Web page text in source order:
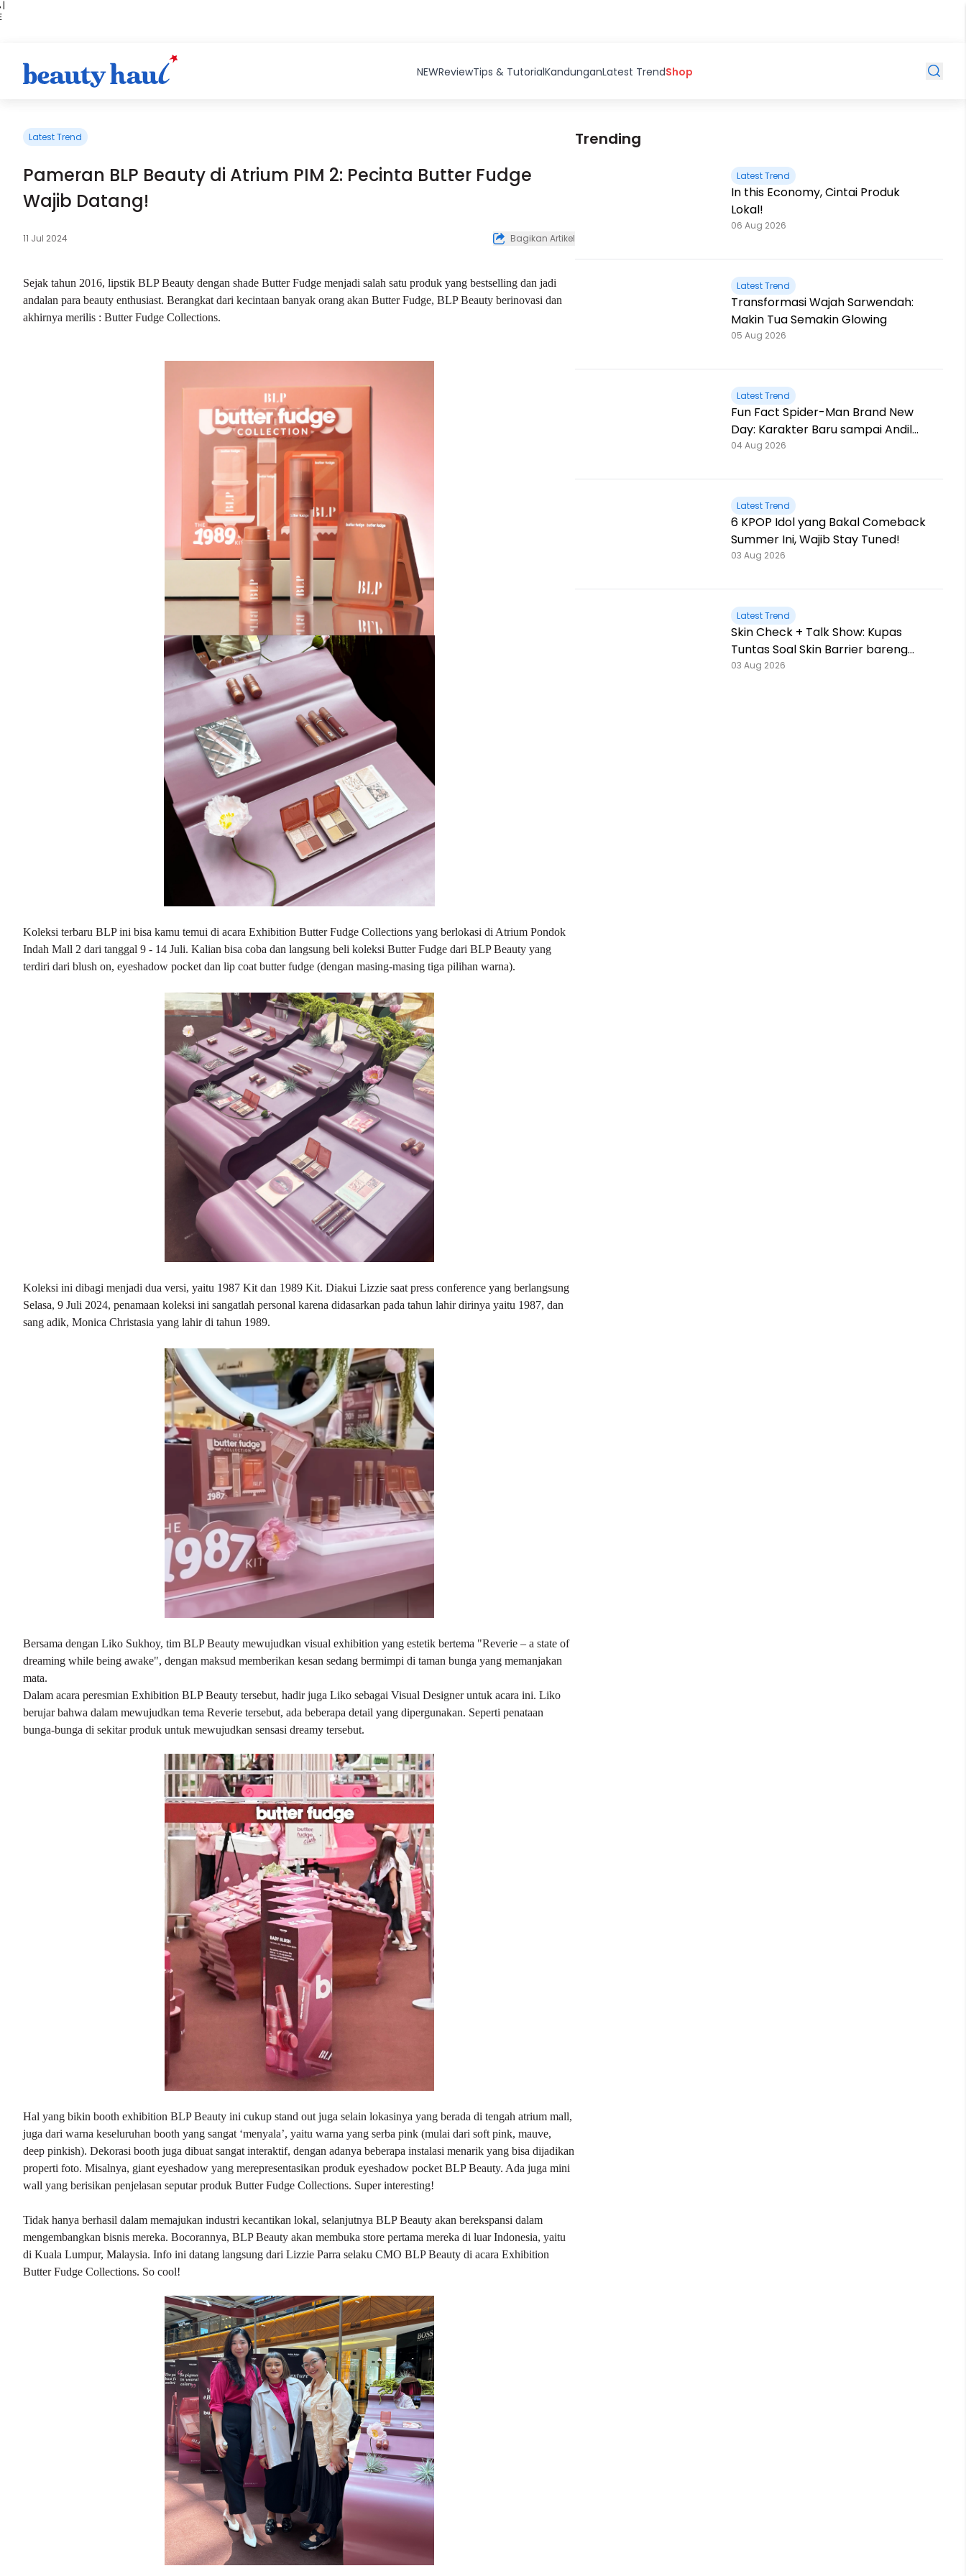
|
NEWReviewTips & TutorialKandunganLatest TrendShop
Latest Trend
Pameran BLP Beauty di Atrium PIM 2: Pecinta Butter Fudge
Wajib Datang!
11 Jul 2024 Bagikan Artikel
Sejak tahun 2016, lipstik BLP Beauty dengan shade Butter Fudge menjadi salah satu produk yang bestselling dan jadi
andalan para beauty enthusiast. Berangkat dari kecintaan banyak orang akan Butter Fudge, BLP Beauty berinovasi dan
akhirnya merilis : Butter Fudge Collections.
Koleksi terbaru BLP ini bisa kamu temui di acara Exhibition Butter Fudge Collections yang berlokasi di Atrium Pondok
Indah Mall 2 dari tanggal 9 - 14 Juli. Kalian bisa coba dan langsung beli koleksi Butter Fudge dari BLP Beauty yang
terdiri dari blush on, eyeshadow pocket dan lip coat butter fudge (dengan masing-masing tiga pilihan warna).
Koleksi ini dibagi menjadi dua versi, yaitu 1987 Kit dan 1989 Kit. Diakui Lizzie saat press conference yang berlangsung
Selasa, 9 Juli 2024, penamaan koleksi ini sangatlah personal karena didasarkan pada tahun lahir dirinya yaitu 1987, dan
sang adik, Monica Christasia yang lahir di tahun 1989.
Bersama dengan Liko Sukhoy, tim BLP Beauty mewujudkan visual exhibition yang estetik bertema "Reverie – a state of
dreaming while being awake", dengan maksud memberikan kesan sedang bermimpi di taman bunga yang memanjakan
mata.
Dalam acara peresmian Exhibition BLP Beauty tersebut, hadir juga Liko sebagai Visual Designer untuk acara ini. Liko
berujar bahwa dalam mewujudkan tema Reverie tersebut, ada beberapa detail yang dipergunakan. Seperti penataan
bunga-bunga di sekitar produk untuk mewujudkan sensasi dreamy tersebut.
Hal yang bikin booth exhibition BLP Beauty ini cukup stand out juga selain lokasinya yang berada di tengah atrium mall,
juga dari warna keseluruhan booth yang sangat ‘menyala’, yaitu warna yang serba pink (mulai dari soft pink, mauve,
deep pinkish). Dekorasi booth juga dibuat sangat interaktif, dengan adanya beberapa instalasi menarik yang bisa dijadikan
properti foto. Misalnya, giant eyeshadow yang merepresentasikan produk eyeshadow pocket BLP Beauty. Ada juga mini
wall yang berisikan penjelasan seputar produk Butter Fudge Collections. Super interesting!
Tidak hanya berhasil dalam memajukan industri kecantikan lokal, selanjutnya BLP Beauty akan berekspansi dalam
mengembangkan bisnis mereka. Bocorannya, BLP Beauty akan membuka store pertama mereka di luar Indonesia, yaitu
di Kuala Lumpur, Malaysia. Info ini datang langsung dari Lizzie Parra selaku CMO BLP Beauty di acara Exhibition
Butter Fudge Collections. So cool!
Trending
Latest Trend
In this Economy, Cintai Produk
Lokal!
06 Aug 2026
Latest Trend
Transformasi Wajah Sarwendah:
Makin Tua Semakin Glowing
05 Aug 2026
Latest Trend
Fun Fact Spider-Man Brand New
Day: Karakter Baru sampai Andil
Jackie Chan!
04 Aug 2026
Latest Trend
6 KPOP Idol yang Bakal Comeback
Summer Ini, Wajib Stay Tuned!
03 Aug 2026
Latest Trend
Skin Check + Talk Show: Kupas
Tuntas Soal Skin Barrier bareng
Pestlo dan Skintention!
03 Aug 2026